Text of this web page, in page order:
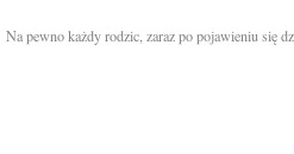
Na pewno każdy rodzic, zaraz po pojawieniu się